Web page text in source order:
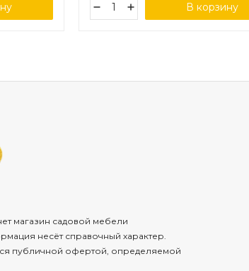
В корзину
магазин садовой мебели
несёт справочный характер.
публичной офертой, определяемой